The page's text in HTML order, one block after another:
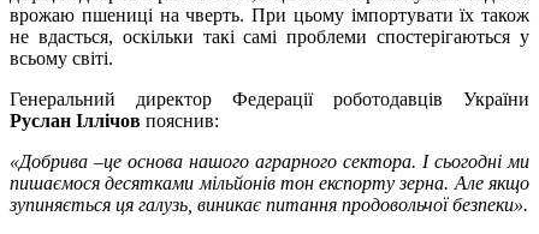
врожаю пшениці на чверть. При цьому імпортувати їх також
не вдасться, оскільки такі самі проблеми спостерігаються у
всьому світі.
Генеральний директор Федерації роботодавців України
Руслан Іллічов пояснив:
«Добрива –це основа нашого аграрного сектора. І сьогодні ми
пишаємося десятками мільйонів тон експорту зерна. Але якщо
зупиняється ця галузь, виникає питання продовольчої безпеки».